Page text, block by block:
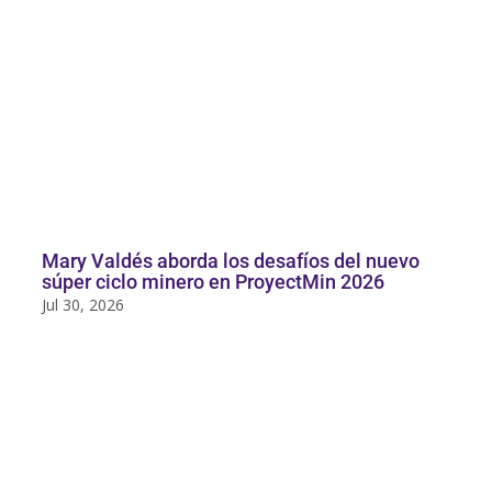
Mary Valdés aborda los desafíos del nuevo
súper ciclo minero en ProyectMin 2026
Jul 30, 2026